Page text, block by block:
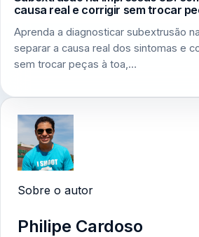
causa real e corrigir sem trocar
Aprenda a diagnosticar subextrusão
separar a causa real dos sintomas e
sem trocar peças à toa,…
Sobre o autor
Philipe Cardoso